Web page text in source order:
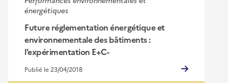
énergétiques
Future réglementation énergétique et
environnementale des bâtiments :
l’expérimentation E+C-
Publié le 23/04/2018